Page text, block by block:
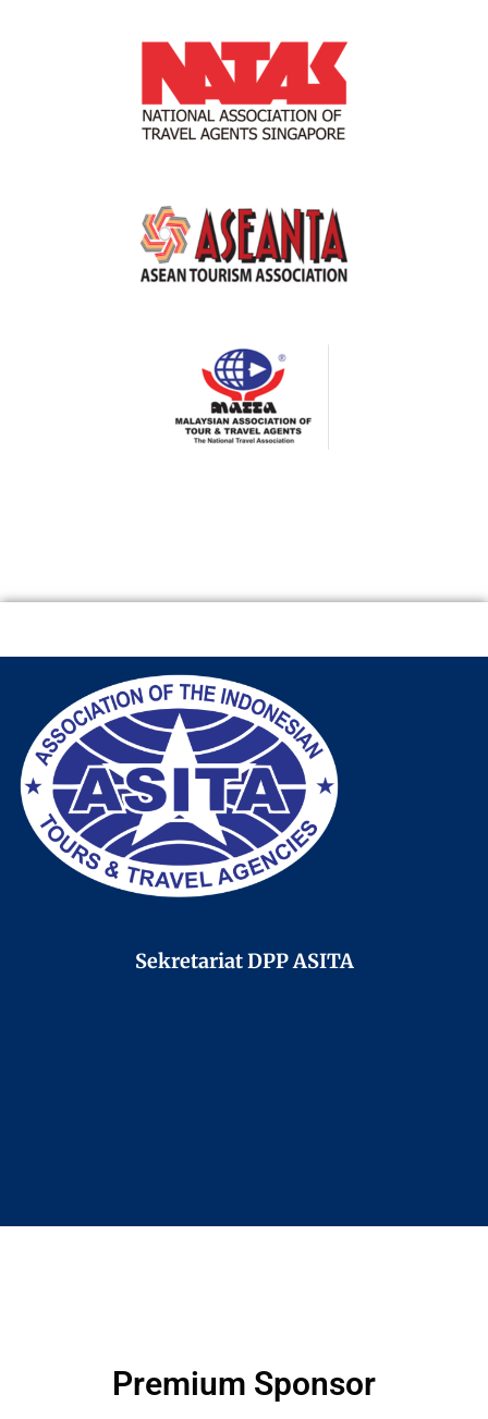
Sekretariat DPP ASITA
Premium Sponsor